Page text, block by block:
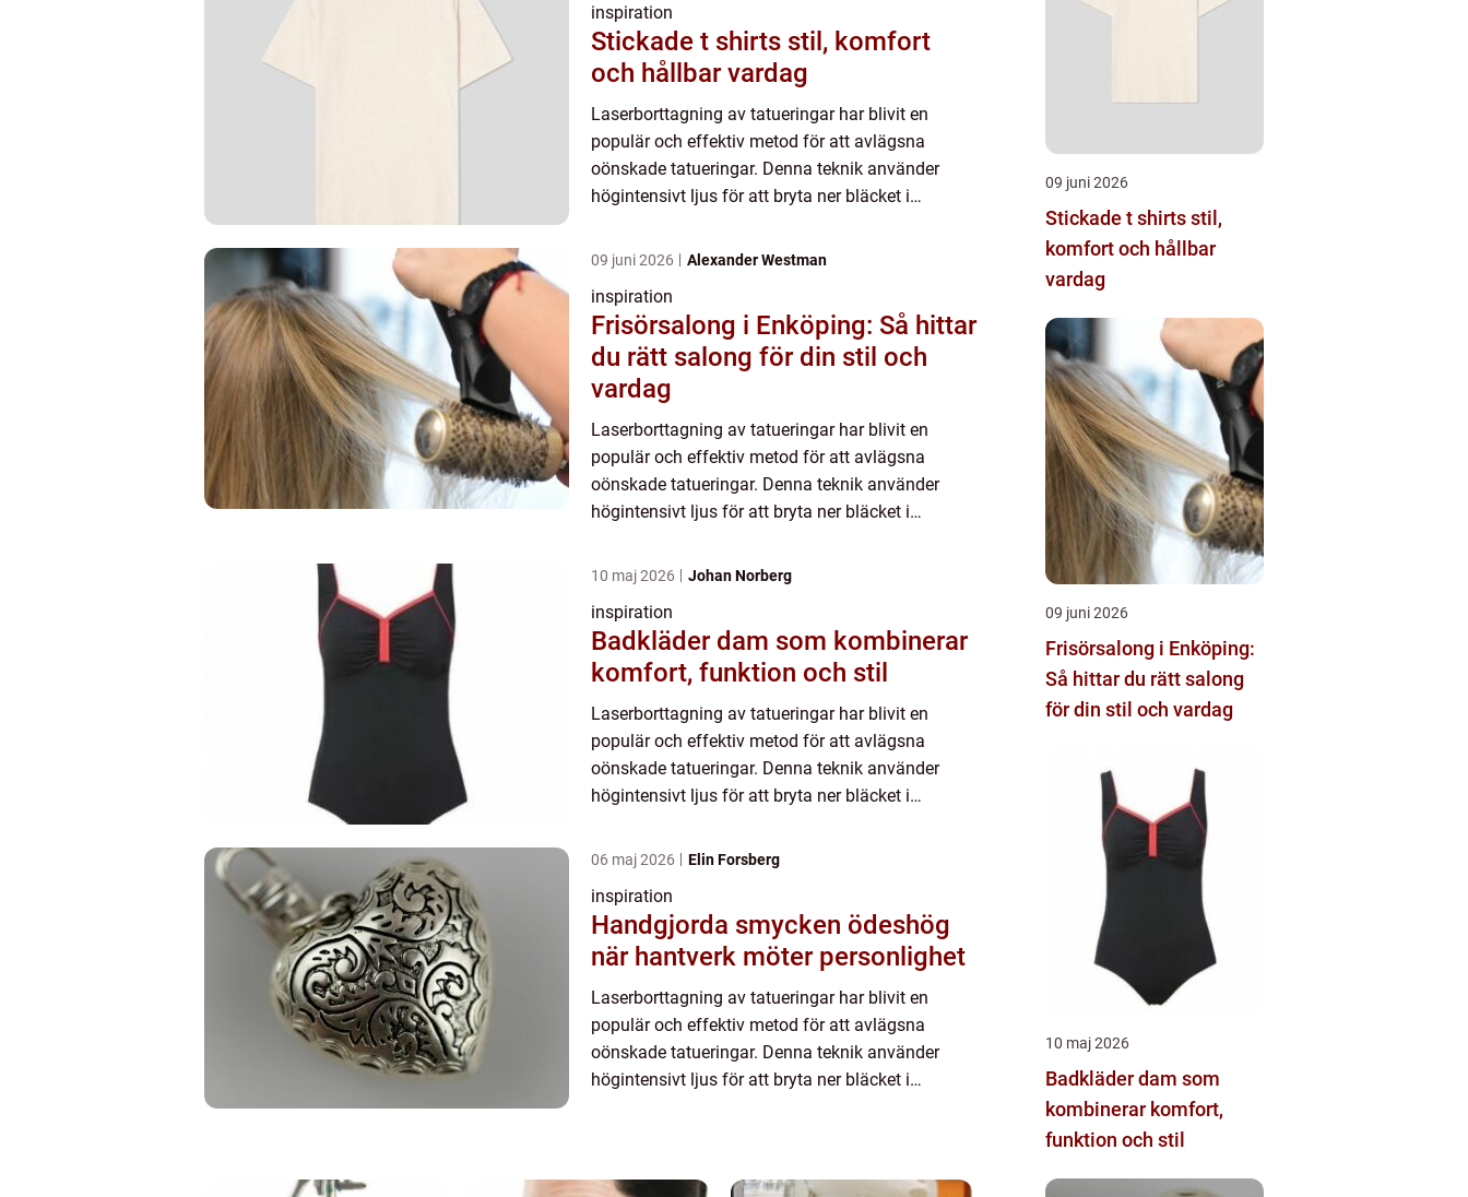
inspiration
Stickade t shirts stil, komfort
och hållbar vardag
Laserborttagning av tatueringar har blivit en
populär och effektiv metod för att avlägsna
oönskade tatueringar. Denna teknik använder
högintensivt ljus för att bryta ner bläcket i
09 juni 2026 Alexander Westman
inspiration
Frisörsalong i Enköping: Så hittar
du rätt salong för din stil och
vardag
Laserborttagning av tatueringar har blivit en
populär och effektiv metod för att avlägsna
oönskade tatueringar. Denna teknik använder
högintensivt ljus för att bryta ner bläcket i
10 maj 2026 Johan Norberg
inspiration
Badkläder dam som kombinerar
komfort, funktion och stil
Laserborttagning av tatueringar har blivit en
populär och effektiv metod för att avlägsna
oönskade tatueringar. Denna teknik använder
högintensivt ljus för att bryta ner bläcket i
06 maj 2026 Elin Forsberg
inspiration
Handgjorda smycken ödeshög
när hantverk möter personlighet
Laserborttagning av tatueringar har blivit en
populär och effektiv metod för att avlägsna
oönskade tatueringar. Denna teknik använder
högintensivt ljus för att bryta ner bläcket i
09 juni 2026
Stickade t shirts stil,
komfort och hållbar
vardag
09 juni 2026
Frisörsalong i Enköping:
Så hittar du rätt salong
för din stil och vardag
10 maj 2026
Badkläder dam som
kombinerar komfort,
funktion och stil